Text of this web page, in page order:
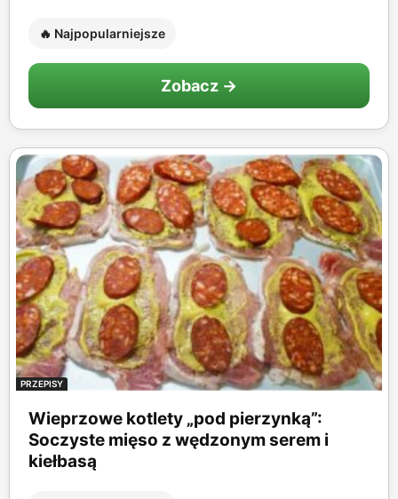
🔥 Najpopularniejsze
Zobacz →
PRZEPISY
Wieprzowe kotlety „pod pierzynką”:
Soczyste mięso z wędzonym serem i
kiełbasą